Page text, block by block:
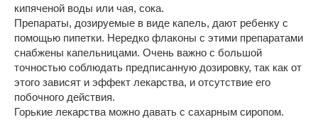
кипяченой воды или чая, сока.
Препараты, дозируемые в виде капель, дают ребенку с
помощью пипетки. Нередко флаконы с этими препаратами
снабжены капельницами. Очень важно с большой
точностью соблюдать предписанную дозировку, так как от
этого зависят и эффект лекарства, и отсутствие его
побочного действия.
Горькие лекарства можно давать с сахарным сиропом.